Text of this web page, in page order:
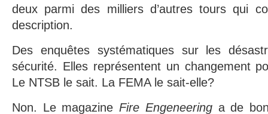
deux parmi des milliers d’autres tours qui
description.
Des enquêtes systématiques sur les
sécurité. Elles représentent un changement
Le NTSB le sait. La FEMA le sait-elle?
Non. Le magazine Fire Engeneeringa de